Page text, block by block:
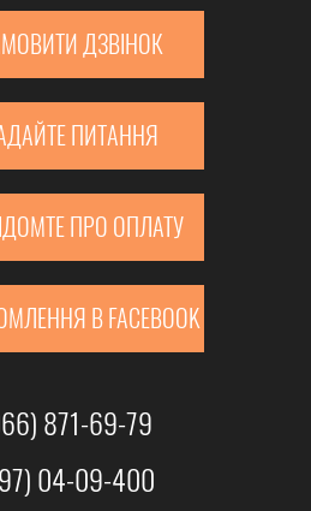
ДЗВІНОК
ПИТАННЯ
ПРО ОПЛАТУ
В FACEBOOK
871-69-79
04-09-400